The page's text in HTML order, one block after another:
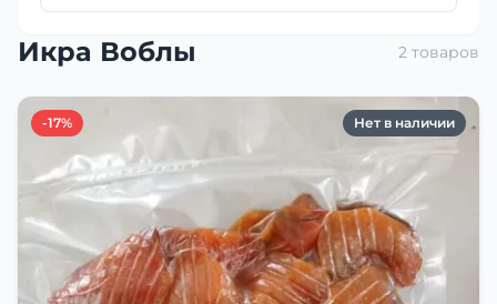
Икра Воблы 2 товаров
-17% Нет в наличии